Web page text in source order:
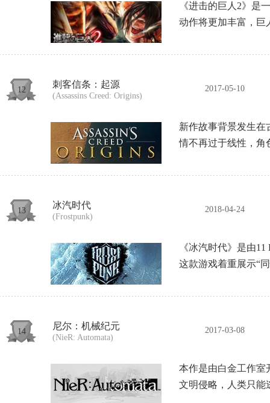
《进击的巨人2》是
动作将更加丰富，
12
刺客信条：起源
(Assassins Creed: Origins)
2017-05-10
新作故事背景发生在
情不再过于线性，
13
冰汽时代
(Frostpunk)
2018-04-24
《冰汽时代》是由
这款游戏着重展示“
14
尼尔：机械纪元
(NieR: Automata)
2017-03-08
本作是由白金工作室
文明侵略，人类只